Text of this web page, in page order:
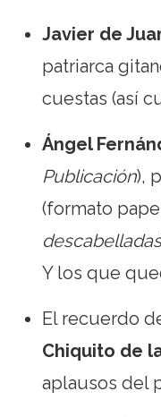
Javier de
patriarca
cuestas (así
Ángel
Publicación),
(formato
Y los que
El recuerdo
Chiquito de
aplausos del